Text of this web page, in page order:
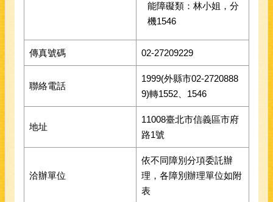
能障礙類：林小姐，分
機1546
傳真號碼 02-27209229
聯絡電話
1999(外縣市02-2720888
9)轉1552、1546
地址
11008臺北市信義區市府
路1號
洽辦單位
依不同障別分項委託辦
理，各障別辦理單位如附
表